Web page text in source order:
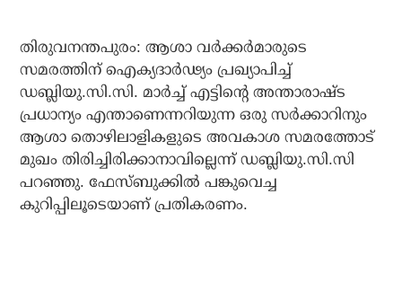
തിരുവനന്തപുരം: ആശാ വര്‍ക്കര്‍മാരുടെ
സമരത്തിന് ഐക്യദാര്‍ഢ്യം പ്രഖ്യാപിച്ച്
ഡബ്ലിയു.സി.സി. മാര്‍ച്ച് എട്ടിന്റെ അന്താരാഷ്ട
പ്രധാന്യം എന്താണെന്നറിയുന്ന ഒരു സര്‍ക്കാറിനും
ആശാ തൊഴിലാളികളുടെ അവകാശ സമരത്തോട്
മുഖം തിരിച്ചിരിക്കാനാവില്ലെന്ന് ഡബ്ലിയു.സി.സി
പറഞ്ഞു. ഫേസ്ബുക്കില്‍ പങ്കുവെച്ച
കുറിപ്പിലൂടെയാണ് പ്രതികരണം.